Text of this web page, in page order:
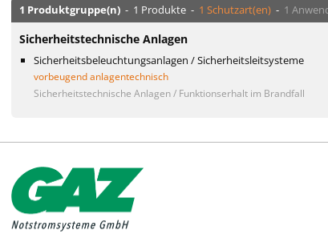
1 Produktgruppe(n)- 1 Produkte - 1 Schutzart(en)- 1
Sicherheitstechnische Anlagen
Sicherheitsbeleuchtungsanlagen / Sicherheitsleitsysteme
vorbeugend anlagentechnisch
Sicherheitstechnische Anlagen / Funktionserhalt im Brandfall